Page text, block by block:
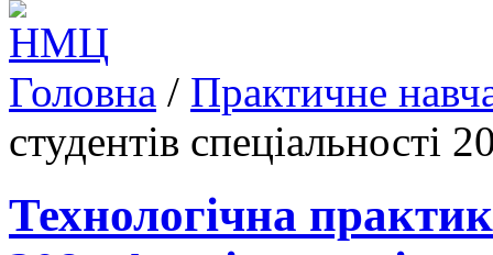
Головна / Практичне
студентів спеціальності
Технологічна